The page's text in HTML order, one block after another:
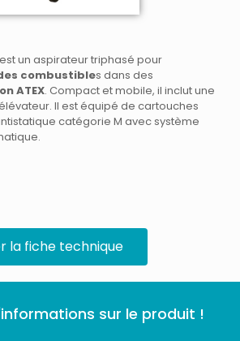
est un aspirateur triphasé pour
combustibles dans des
ATEX. Compact et mobile, il inclut une
Il est équipé de cartouches
catégorie M avec système
la fiche technique
sur le produit !